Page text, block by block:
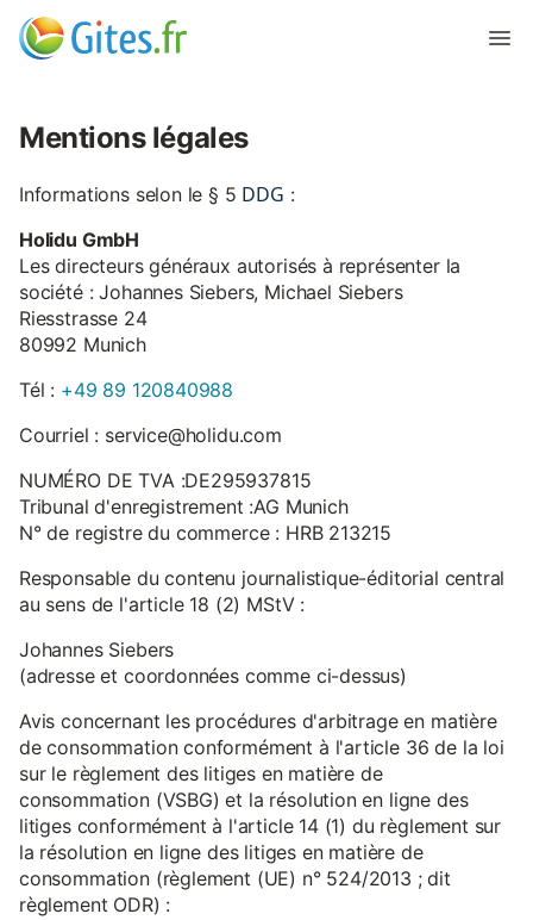
Mentions légales
Informations selon le § 5 DDG :
Holidu GmbH
Les directeurs généraux autorisés à représenter la
société : Johannes Siebers, Michael Siebers
Riesstrasse 24
80992 Munich
Tél : +49 89 120840988
Courriel : service@holidu.com
NUMÉRO DE TVA :DE295937815
Tribunal d'enregistrement :AG Munich
N° de registre du commerce : HRB 213215
Responsable du contenu journalistique-éditorial central
au sens de l'article 18 (2) MStV :
Johannes Siebers
(adresse et coordonnées comme ci-dessus)
Avis concernant les procédures d'arbitrage en matière
de consommation conformément à l'article 36 de la loi
sur le règlement des litiges en matière de
consommation (VSBG) et la résolution en ligne des
litiges conformément à l'article 14 (1) du règlement sur
la résolution en ligne des litiges en matière de
consommation (règlement (UE) n° 524/2013 ; dit
règlement ODR) :